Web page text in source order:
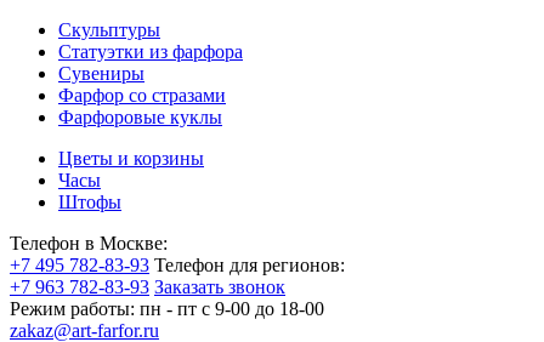
Скульптуры
Статуэтки из фарфора
Сувениры
Фарфор со стразами
Фарфоровые куклы
Цветы и корзины
Часы
Штофы
Телефон в Москве:
+7 495 782-83-93 Телефон для регионов:
+7 963 782-83-93 Заказать звонок
Режим работы: пн - пт c 9-00 до 18-00
zakaz@art-farfor.ru